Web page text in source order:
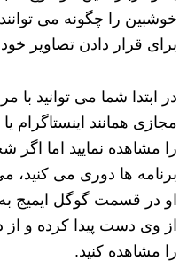
خوشبین را چگونه می توانند
برای قرار دادن تصاویر خود
در ابتدا شما می توانید
مجازی همانند اینستاگرام
را مشاهده نمایید اما
برنامه ها دوری می کنید،
او در قسمت گوگل ایمیج
از وی دست پیدا کرده و از
را مشاهده کنید.